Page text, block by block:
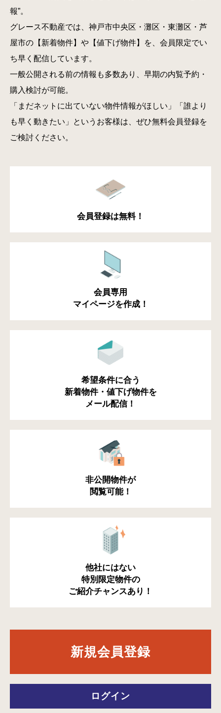
報”。
グレース不動産では、神戸市中央区・灘区・東灘区・芦
屋市の【新着物件】や【値下げ物件】を、会員限定でい
ち早く配信しています。
一般公開される前の情報も多数あり、早期の内覧予約・
購入検討が可能。
「まだネットに出ていない物件情報がほしい」「誰より
も早く動きたい」というお客様は、ぜひ無料会員登録を
ご検討ください。
会員登録は無料！
会員専用
マイページを作成！
希望条件に合う
新着物件・値下げ物件を
メール配信！
非公開物件が
閲覧可能！
他社にはない
特別限定物件の
ご紹介チャンスあり！
新規会員登録
ログイン